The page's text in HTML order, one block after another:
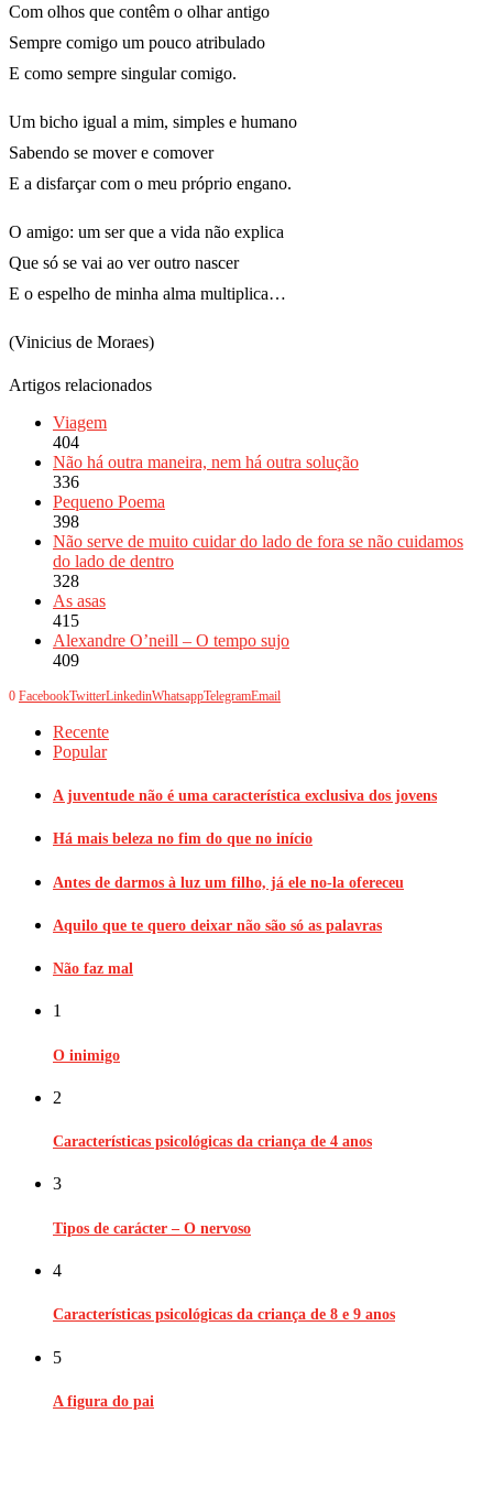
Com olhos que contêm o olhar antigo
Sempre comigo um pouco atribulado
E como sempre singular comigo.
Um bicho igual a mim, simples e humano
Sabendo se mover e comover
E a disfarçar com o meu próprio engano.
O amigo: um ser que a vida não explica
Que só se vai ao ver outro nascer
E o espelho de minha alma multiplica…
(Vinicius de Moraes)
Artigos relacionados
Viagem
404
Não há outra maneira, nem há outra solução
336
Pequeno Poema
398
Não serve de muito cuidar do lado de fora se não cuidamos
do lado de dentro
328
As asas
415
Alexandre O’neill – O tempo sujo
409
0 FacebookTwitterLinkedinWhatsappTelegramEmail
Recente
Popular
A juventude não é uma característica exclusiva dos jovens
Há mais beleza no fim do que no início
Antes de darmos à luz um filho, já ele no-la ofereceu
Aquilo que te quero deixar não são só as palavras
Não faz mal
1
O inimigo
2
Características psicológicas da criança de 4 anos
3
Tipos de carácter – O nervoso
4
Características psicológicas da criança de 8 e 9 anos
5
A figura do pai